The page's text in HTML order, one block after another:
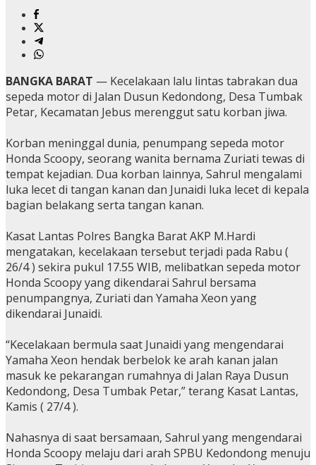
BANGKA BARAT — Kecelakaan lalu lintas tabrakan dua
sepeda motor di Jalan Dusun Kedondong, Desa Tumbak
Petar, Kecamatan Jebus merenggut satu korban jiwa.
Korban meninggal dunia, penumpang sepeda motor
Honda Scoopy, seorang wanita bernama Zuriati tewas di
tempat kejadian. Dua korban lainnya, Sahrul mengalami
luka lecet di tangan kanan dan Junaidi luka lecet di kepala
bagian belakang serta tangan kanan.
Kasat Lantas Polres Bangka Barat AKP M.Hardi
mengatakan, kecelakaan tersebut terjadi pada Rabu (
26/4 ) sekira pukul 17.55 WIB, melibatkan sepeda motor
Honda Scoopy yang dikendarai Sahrul bersama
penumpangnya, Zuriati dan Yamaha Xeon yang
dikendarai Junaidi.
“Kecelakaan bermula saat Junaidi yang mengendarai
Yamaha Xeon hendak berbelok ke arah kanan jalan
masuk ke pekarangan rumahnya di Jalan Raya Dusun
Kedondong, Desa Tumbak Petar,” terang Kasat Lantas,
Kamis ( 27/4 ).
Nahasnya di saat bersamaan, Sahrul yang mengendarai
Honda Scoopy melaju dari arah SPBU Kedondong menuju